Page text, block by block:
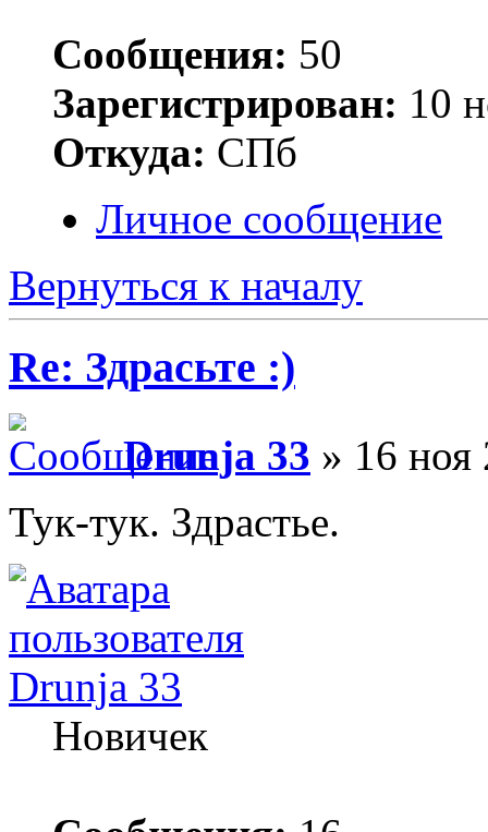
Сообщения: 50
Зарегистрирован: 10
Откуда: СПб
Личное сообщение
Вернуться к началу
Re: Здрасьте :)
Drunja 33 » 16 ноя
Тук-тук. Здрастье.
Drunja 33
Новичек